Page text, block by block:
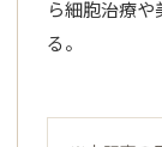
ら細胞治療
る。